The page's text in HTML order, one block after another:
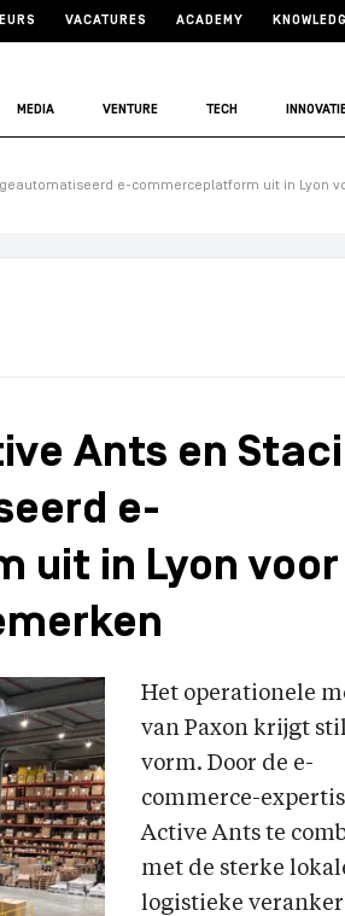
VACATURES ACADEMY
MEDIA VENTURE TECH
e-commerceplatform uit in Lyon
Ants en Staci
e-
uit in Lyon voor
Het operationele
van Paxon krijgt
vorm. Door de e-
commerce-
Active Ants te
met de sterke
logistieke